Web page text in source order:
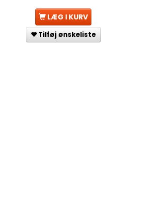
LÆG I KURV
Tilføj ønskeliste